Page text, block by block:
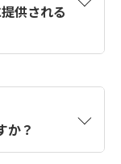
？をご確認く
供される
アカウントを
を使用して
ます。
か？